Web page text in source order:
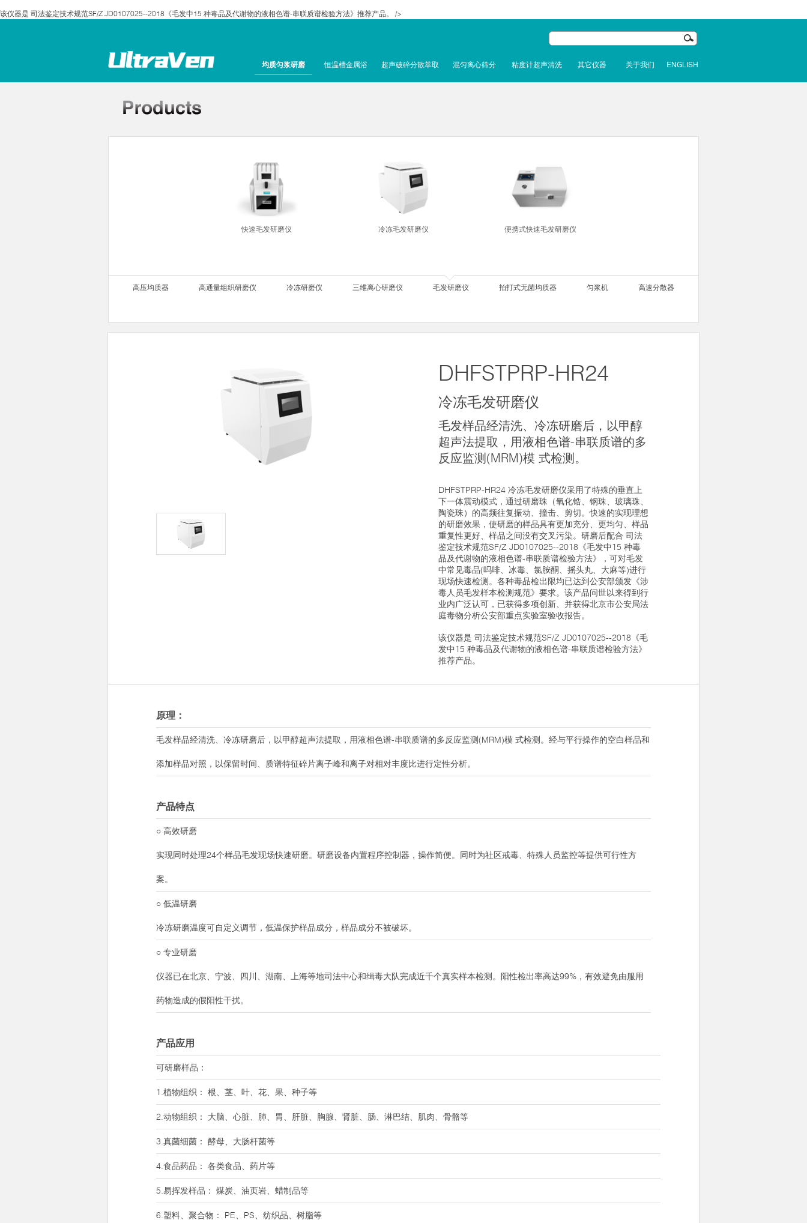
该仪器是 司法鉴定技术规范SF/Z JD0107025--2018《毛发中15 种毒品及代谢物的液相色谱-串联质谱检验方法》推荐产品。 />
均质匀浆研磨 恒温槽金属浴 超声破碎分散萃取 混匀离心筛分 粘度计超声清洗 其它仪器 关于我们 ENGLISH
快速毛发研磨仪 冷冻毛发研磨仪 便携式快速毛发研磨仪
高压均质器 高通量组织研磨仪 冷冻研磨仪 三维离心研磨仪 毛发研磨仪 拍打式无菌均质器 匀浆机 高速分散器
DHFSTPRP-HR24
冷冻毛发研磨仪
毛发样品经清洗、冷冻研磨后，以甲醇
超声法提取，用液相色谱-串联质谱的多
反应监测(MRM)模 式检测。
DHFSTPRP-HR24 冷冻毛发研磨仪采用了特殊的垂直上
下一体震动模式，通过研磨珠（氧化锆、钢珠、玻璃珠、
陶瓷珠）的高频往复振动、撞击、剪切。快速的实现理想
的研磨效果，使研磨的样品具有更加充分、更均匀、样品
重复性更好、样品之间没有交叉污染。研磨后配合 司法
鉴定技术规范SF/Z JD0107025--2018《毛发中15 种毒
品及代谢物的液相色谱-串联质谱检验方法》，可对毛发
中常见毒品(吗啡、冰毒、氯胺酮、摇头丸、大麻等)进行
现场快速检测。各种毒品检出限均已达到公安部颁发《涉
毒人员毛发样本检测规范》要求。该产品问世以来得到行
业内广泛认可，已获得多项创新、并获得北京市公安局法
庭毒物分析公安部重点实验室验收报告。
该仪器是 司法鉴定技术规范SF/Z JD0107025--2018《毛
发中15 种毒品及代谢物的液相色谱-串联质谱检验方法》
推荐产品。
原理：
毛发样品经清洗、冷冻研磨后，以甲醇超声法提取，用液相色谱-串联质谱的多反应监测(MRM)模 式检测。经与平行操作的空白样品和
添加样品对照，以保留时间、质谱特征碎片离子峰和离子对相对丰度比进行定性分析。
产品特点
○ 高效研磨
实现同时处理24个样品毛发现场快速研磨。研磨设备内置程序控制器，操作简便。同时为社区戒毒、特殊人员监控等提供可行性方
案。
○ 低温研磨
冷冻研磨温度可自定义调节，低温保护样品成分，样品成分不被破坏。
○ 专业研磨
仪器已在北京、宁波、四川、湖南、上海等地司法中心和缉毒大队完成近千个真实样本检测。阳性检出率高达99%，有效避免由服用
药物造成的假阳性干扰。
产品应用
可研磨样品：
1.植物组织： 根、茎、叶、花、果、种子等
2.动物组织： 大脑、心脏、肺、胃、肝脏、胸腺、肾脏、肠、淋巴结、肌肉、骨骼等
3.真菌细菌： 酵母、大肠杆菌等
4.食品药品： 各类食品、药片等
5.易挥发样品： 煤炭、油页岩、蜡制品等
6.塑料、聚合物： PE、PS、纺织品、树脂等